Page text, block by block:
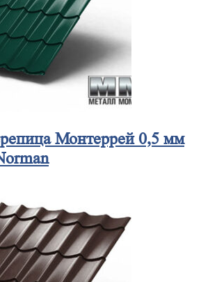
Монтеррей 0,5 мм